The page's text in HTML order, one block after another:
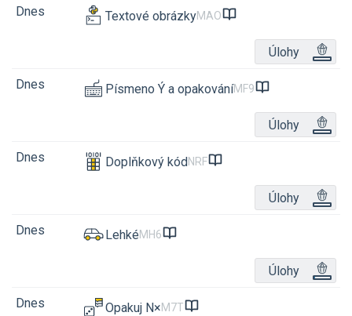
Dnes Textové obrázkyMAO
Úlohy
Dnes Písmeno Ý a opakováníMF9
Úlohy
Dnes Doplňkový kódNRF
Úlohy
Dnes LehkéMH6
Úlohy
Dnes Opakuj N×M7T